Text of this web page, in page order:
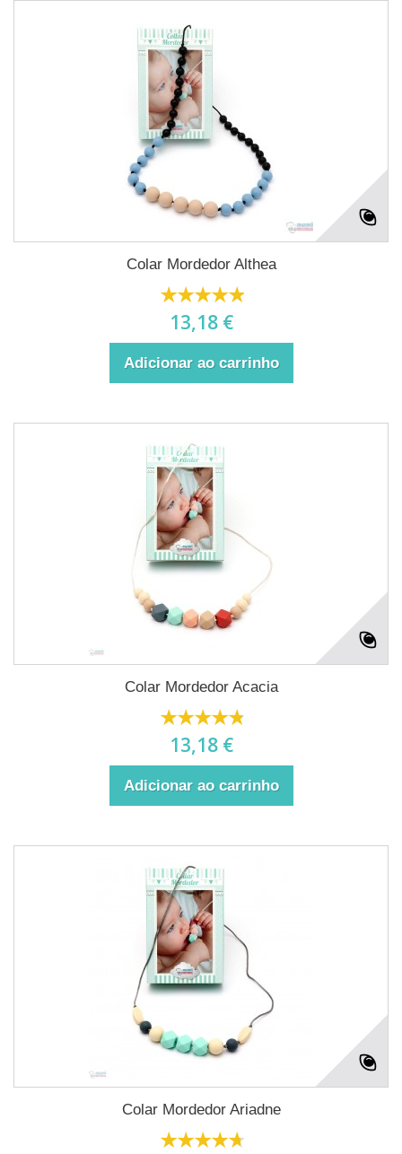
Colar Mordedor Althea
13,18 €
Adicionar ao carrinho
Colar Mordedor Acacia
13,18 €
Adicionar ao carrinho
Colar Mordedor Ariadne